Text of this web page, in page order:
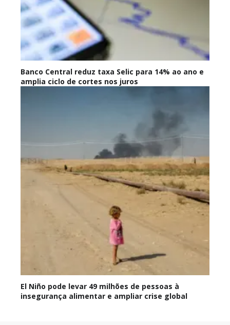
Banco Central reduz taxa Selic para 14% ao ano e
amplia ciclo de cortes nos juros
El Niño pode levar 49 milhões de pessoas à
insegurança alimentar e ampliar crise global